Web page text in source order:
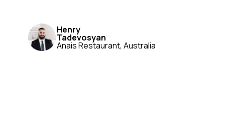
Henry
Tadevosyan
Anais Restaurant, Australia